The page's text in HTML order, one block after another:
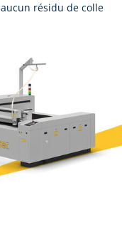
ré­si­du de col­le